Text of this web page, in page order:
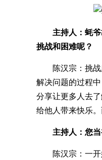
主持人：蚝
挑战和困难呢？
陈汉宗：挑战所
解决问题的过程
分享让更多人去
给他人带来快乐
主持人：您
陈汉宗：一开始